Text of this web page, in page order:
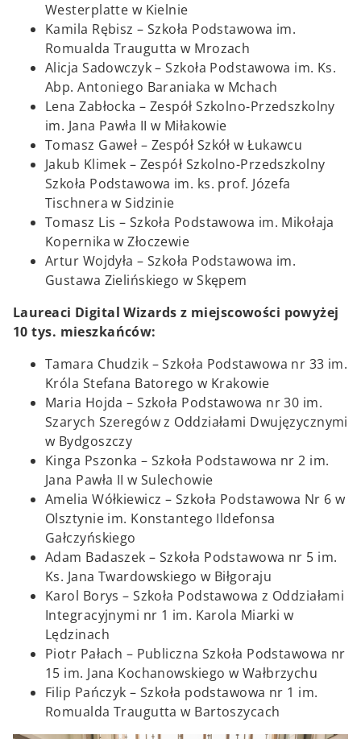
Westerplatte w Kielnie
Kamila Rębisz – Szkoła Podstawowa im.
Romualda Traugutta w Mrozach
Alicja Sadowczyk – Szkoła Podstawowa im. Ks.
Abp. Antoniego Baraniaka w Mchach
Lena Zabłocka – Zespół Szkolno-Przedszkolny
im. Jana Pawła II w Miłakowie
Tomasz Gaweł – Zespół Szkół w Łukawcu
Jakub Klimek – Zespół Szkolno-Przedszkolny
Szkoła Podstawowa im. ks. prof. Józefa
Tischnera w Sidzinie
Tomasz Lis – Szkoła Podstawowa im. Mikołaja
Kopernika w Złoczewie
Artur Wojdyła – Szkoła Podstawowa im.
Gustawa Zielińskiego w Skępem
Laureaci Digital Wizards z miejscowości powyżej
10 tys. mieszkańców:
Tamara Chudzik – Szkoła Podstawowa nr 33 im.
Króla Stefana Batorego w Krakowie
Maria Hojda – Szkoła Podstawowa nr 30 im.
Szarych Szeregów z Oddziałami Dwujęzycznymi
w Bydgoszczy
Kinga Pszonka – Szkoła Podstawowa nr 2 im.
Jana Pawła II w Sulechowie
Amelia Wółkiewicz – Szkoła Podstawowa Nr 6 w
Olsztynie im. Konstantego Ildefonsa
Gałczyńskiego
Adam Badaszek – Szkoła Podstawowa nr 5 im.
Ks. Jana Twardowskiego w Biłgoraju
Karol Borys – Szkoła Podstawowa z Oddziałami
Integracyjnymi nr 1 im. Karola Miarki w
Lędzinach
Piotr Pałach – Publiczna Szkoła Podstawowa nr
15 im. Jana Kochanowskiego w Wałbrzychu
Filip Pańczyk – Szkoła podstawowa nr 1 im.
Romualda Traugutta w Bartoszycach